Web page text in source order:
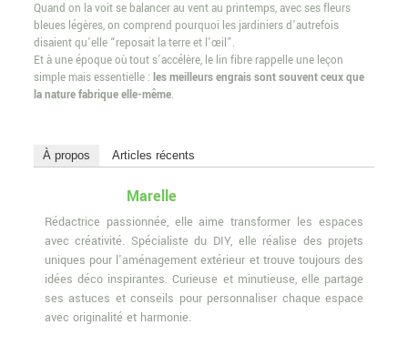
Quand on la voit se balancer au vent au printemps, avec ses fleurs
bleues légères, on comprend pourquoi les jardiniers d’autrefois
disaient qu’elle “reposait la terre et l’œil”.
Et à une époque où tout s’accélère, le lin fibre rappelle une leçon
simple mais essentielle : les meilleurs engrais sont souvent ceux que
la nature fabrique elle-même.
À propos Articles récents
Marelle
Rédactrice passionnée, elle aime transformer les espaces
avec créativité. Spécialiste du DIY, elle réalise des projets
uniques pour l'aménagement extérieur et trouve toujours des
idées déco inspirantes. Curieuse et minutieuse, elle partage
ses astuces et conseils pour personnaliser chaque espace
avec originalité et harmonie.